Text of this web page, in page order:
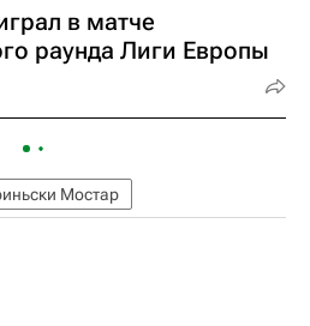
в матче
раунда Лиги Европы
Мостар